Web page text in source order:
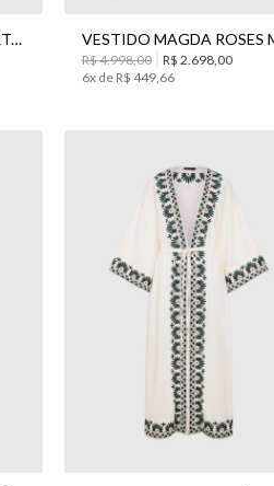
VESTIDO LARI JEANS CURTO BO.BÔ FEMININO
R$4.998,00 R$ 2 698, 00
6x de R$ 449, 66